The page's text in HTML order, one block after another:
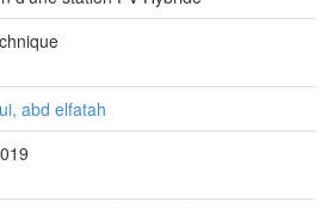
abd elfatah